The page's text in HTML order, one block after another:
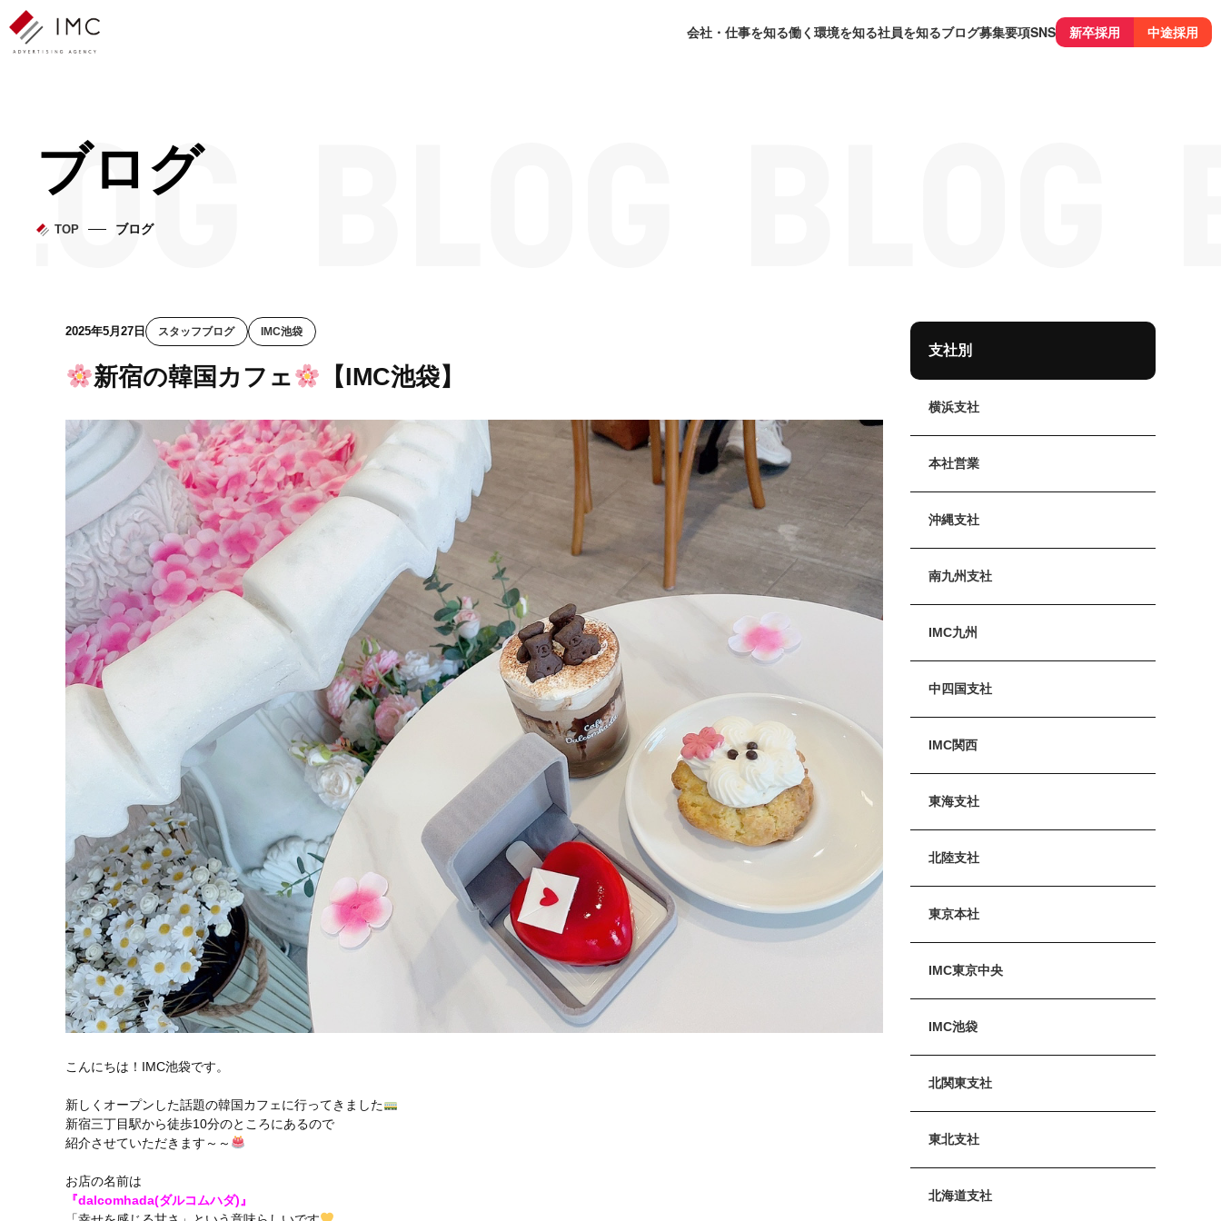
会社・仕事を知る働く環境を知る社員を知るブログ募集要項SNS 新卒採用 中途採用
ブログ
TOP ブログ
2025年5月27日 スタッフブログ IMC池袋
新宿の韓国カフェ 【IMC池袋】
こんにちは！IMC池袋です。
新しくオープンした話題の韓国カフェに行ってきました
新宿三丁目駅から徒歩10分のところにあるので
紹介させていただきます～～
お店の名前は
『dalcomhada(ダルコムハダ)』
支社別
横浜支社
本社営業
沖縄支社
南九州支社
IMC九州
中四国支社
IMC関西
東海支社
北陸支社
東京本社
IMC東京中央
IMC池袋
北関東支社
東北支社
北海道支社